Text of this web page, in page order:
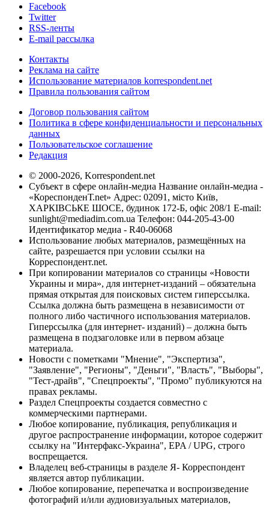
Facebook
Twitter
RSS-ленты
E-mail рассылка
Контакты
Реклама на сайте
Использование материалов korrespondent.net
Правила пользования сайтом
Договор пользования сайтом
Политика в сфере конфиденциальности и персональных
данных
Пользовательское соглашение
Редакция
© 2000-2026, Korrespondent.net
Субъект в сфере онлайн-медиа Название онлайн-медиа -
«КореспонденТ.net» Адрес: 02091, місто Київ,
ХАРКІВСЬКЕ ШОСЕ, будинок 172-Б, офіс 208/1 E-mail:
sunlight@mediadim.com.ua Телефон: 044-205-43-00
Идентификатор медиа - R40-06068
Использование любых материалов, размещённых на
сайте, разрешается при условии ссылки на
Корреспондент.net.
При копировании материалов со страницы «Новости
Украины и мира», для интернет-изданий – обязательна
прямая открытая для поисковых систем гиперссылка.
Ссылка должна быть размещена в независимости от
полного либо частичного использования материалов.
Гиперссылка (для интернет- изданий) – должна быть
размещена в подзаголовке или в первом абзаце
материала.
Новости с пометками "Мнение", "Экспертиза",
"Заявление", "Регионы", "Деньги", "Власть", "Выборы",
"Тест-драйв", "Спецпроекты", "Промо" публикуются на
правах рекламы.
Раздел Спецпроекты создается совместно с
коммерческими партнерами.
Любое копирование, публикация, републикация и
другое распространение информации, которое содержит
ссылку на "Интерфакс-Украина", EPA / UPG, строго
воспрещается.
Владелец веб-страницы в разделе Я- Корреспондент
является автор публикации.
Любое копирование, перепечатка и воспроизведение
фотографий и/или аудиовизуальных материалов,